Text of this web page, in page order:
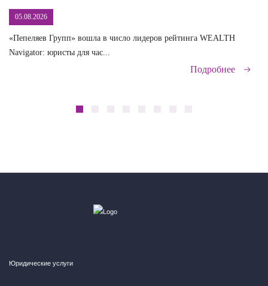
05.08.2026
«Пепеляев Групп» вошла в число лидеров рейтинга WEALTH
Navigator: юристы для час...
Подробнее
Юридические услуги